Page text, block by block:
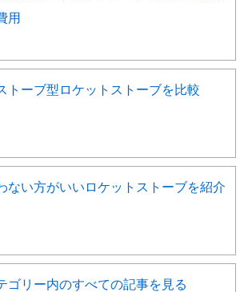
用
トーブ型ロケットストーブを比較
ない方がいいロケットストーブを紹介
ゴリー内のすべての記事を見る